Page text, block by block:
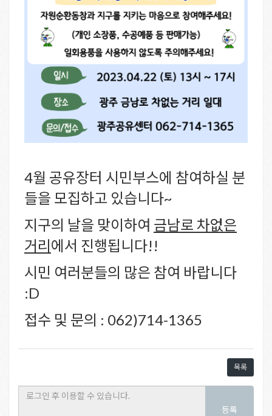
4월 공유장터 시민부스에 참여하실 분
들을 모집하고 있습니다~
지구의 날을 맞이하여 금남로 차없은
거리에서 진행됩니다!!
시민 여러분들의 많은 참여 바랍니다
:D
접수 및 문의 : 062)714-1365
목록
등록